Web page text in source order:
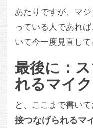
あたりですが、マ
っている人であれ
いて今一度見直して
最後に：
れるマイ
と、ここまで書い
接つなげられるマ